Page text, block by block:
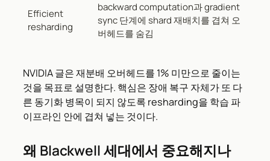
Efficient
resharding
backward computation과 gradient
sync 단계에 shard 재배치를 겹쳐 오
버헤드를 숨김
NVIDIA 글은 재분배 오버헤드를 1% 미만으로 줄이는
것을 목표로 설명한다. 핵심은 장애 복구 자체가 또 다
른 동기화 병목이 되지 않도록 resharding을 학습 파
이프라인 안에 겹쳐 넣는 것이다.
왜 Blackwell 세대에서 중요해지나